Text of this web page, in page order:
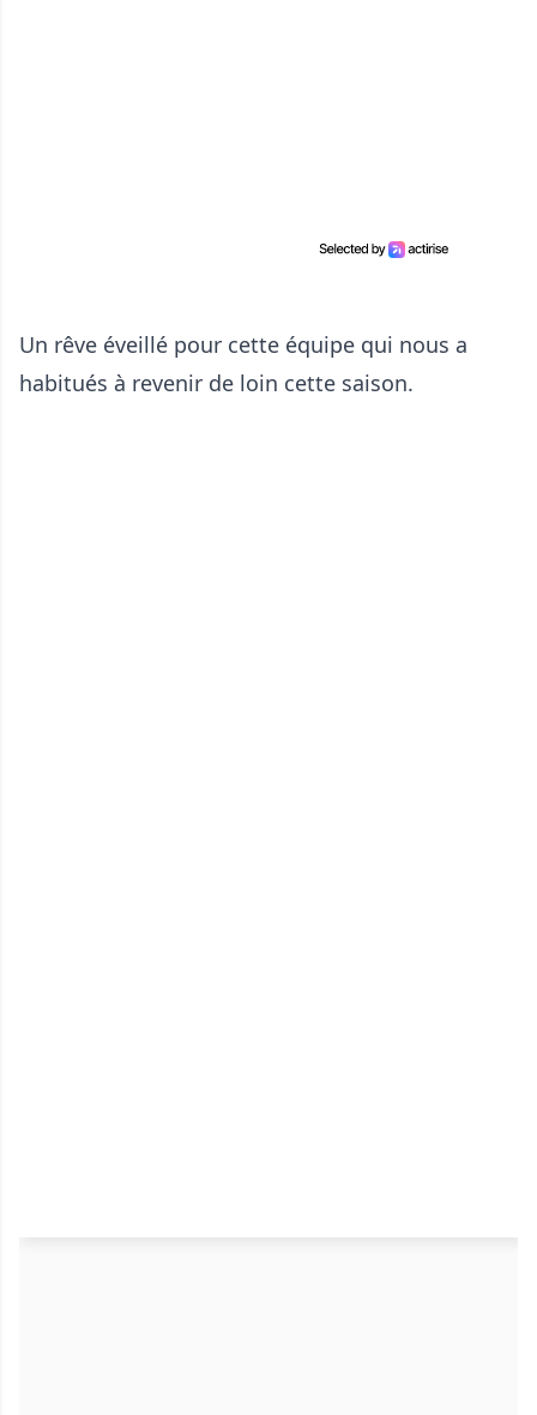
Un rêve éveillé pour cette équipe qui nous a
habitués à revenir de loin cette saison.